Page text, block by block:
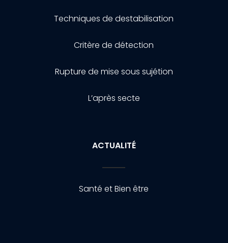
Techniques de destabilisation
Critère de détection
Rupture de mise sous sujétion
L’après secte
ACTUALITÉ
Santé et Bien être